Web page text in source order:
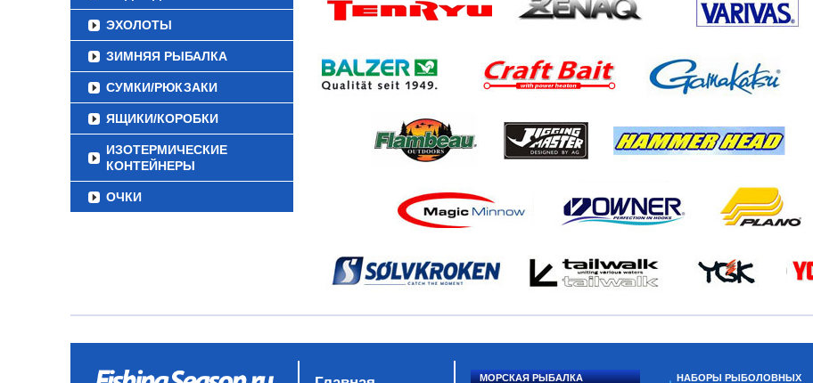
ЭХОЛОТЫ
ЗИМНЯЯ РЫБАЛКА
СУМКИ/РЮКЗАКИ
ЯЩИКИ/КОРОБКИ
ИЗОТЕРМИЧЕСКИЕ
КОНТЕЙНЕРЫ
ОЧКИ
МОРСКАЯ РЫБАЛКА НАБОРЫ РЫБОЛОВНЫХ